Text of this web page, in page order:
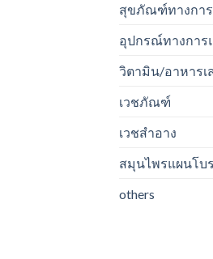
สุขภัณฑ์ทางกา
อุปกรณ์ทางการ
วิตามิน/อาหารเ
เวชภัณฑ์
เวชสำอาง
สมุนไพรแผนโบ
others